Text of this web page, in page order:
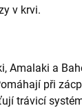
v krvi.
Amalaki a
při
trávicí